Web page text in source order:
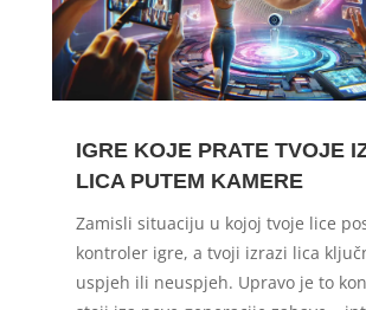
IGRE KOJE PRATE TVOJE
LICA PUTEM KAMERE
Zamisli situaciju u kojoj tvoje lice
kontroler igre, a tvoji izrazi lica
uspjeh ili neuspjeh. Upravo je to